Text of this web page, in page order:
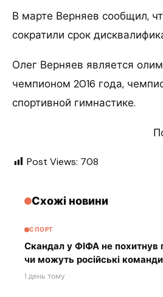
В марте Верняев сообщил,
сократили срок
Олег Верняев является
чемпионом 2016 года,
спортивной гимнастике.
Post Views: 708
Схожі новини
СПОРТ
Скандал у ФІФА не похитнув
чи можуть російські
1 день тому